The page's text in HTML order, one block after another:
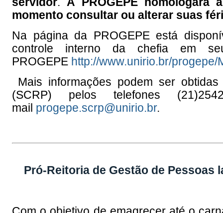
momento consultar ou alterar suas
Na página da PROGEPE está
controle interno da chefia em
PROGEPE http://www.unirio.br/
Mais informações podem ser
(SCRP) pelos telefones
mail progepe.scrp@unirio.br.
Pró-Reitoria de Gestão de Pessoas